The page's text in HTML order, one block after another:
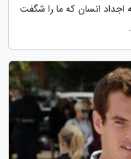
اجداد انسان که ما را شگفت